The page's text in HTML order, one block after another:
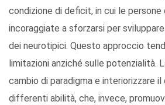
condizione di deficit, in cui le persone
incoraggiate a sforzarsi per
dei neurotipici. Questo approccio
limitazioni anziché sulle potenzialità.
cambio di paradigma e interiorizzare
differenti abilità, che, invece,